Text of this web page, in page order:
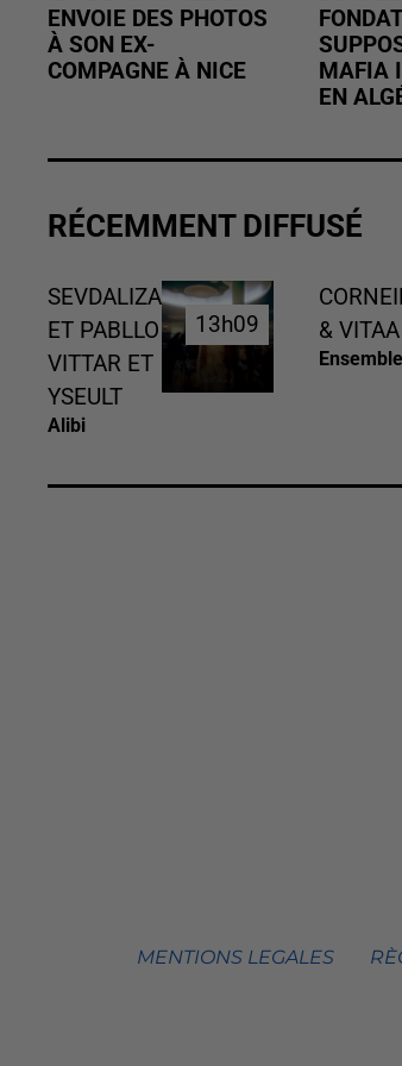
ENVOIE DES PHOTOS
À SON EX-
COMPAGNE À NICE
MAFIA
EN
RÉCEMMENT DIFFUSÉ
SEVDALIZA
ET PABLLO
VITTAR ET
YSEULT
Alibi
13h09
13h09
& VITAA
Ensemble
MENTIONS LEGALES